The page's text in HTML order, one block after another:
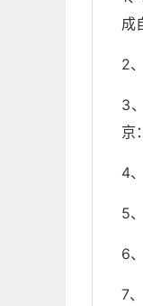
成
2
3
京
4
5
6
7